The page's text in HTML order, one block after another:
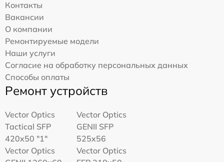
Контакты
Вакансии
О компании
Ремонтируемые модели
Наши услуги
Согласие на обработку персональных данных
Способы оплаты
Ремонт устройств
Vector Optics
Tactical SFP
420x50 "1"
Vector Optics
GENII SFP
525x56
Vector Optics
Vector Optics